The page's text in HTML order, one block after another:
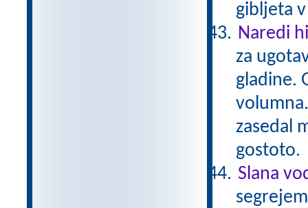
gibljeta
Naredi
za
gladine.
zasedal
gostoto.
Slana